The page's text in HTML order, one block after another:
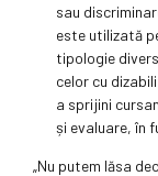
sau
este utilizată
tipologie
celor cu
a sprijini
și evaluare, în
„Nu putem lăsa